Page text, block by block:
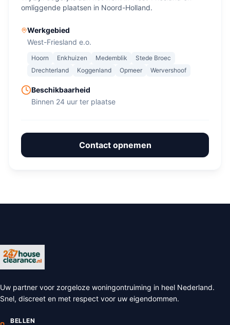
omliggende plaatsen in Noord-Holland.
Werkgebied
West-Friesland e.o.
Hoorn Enkhuizen Medemblik
Stede Broec
Drechterland
Koggenland Opmeer Wervershoof
Beschikbaarheid
Binnen 24 uur ter plaatse
Contact opnemen
Uw partner voor zorgeloze woningontruiming in heel Nederland.
Snel, discreet en met respect voor uw eigendommen.
BELLEN